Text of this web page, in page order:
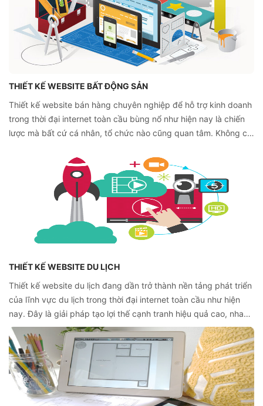
đối tượng khách hàng.
THIẾT KẾ WEBSITE BẤT ĐỘNG SẢN
Thiết kế website bán hàng chuyên nghiệp để hỗ trợ kinh doanh
trong thời đại internet toàn cầu bùng nổ như hiện nay là chiến
lược mà bất cứ cá nhân, tổ chức nào cũng quan tâm. Không chỉ
hay giáo dục… mà lĩnh vực như bất động sản cũng cần sự hỗ
trợ của website. Thế nhưng, thiết kế website bất động sản cụ
thể thế nào, cùng tìm hiểu thêm chi tiết dưới đây nhé.
THIẾT KẾ WEBSITE DU LỊCH
Thiết kế website du lịch đang dần trở thành nền tảng phát triển
của lĩnh vực du lịch trong thời đại internet toàn cầu như hiện
nay. Đây là giải pháp tạo lợi thế cạnh tranh hiệu quả cao, nhanh
chóng và nâng tầm thương hiệu mà công ty kinh doanh mảng
du lịch đang hướng đến.